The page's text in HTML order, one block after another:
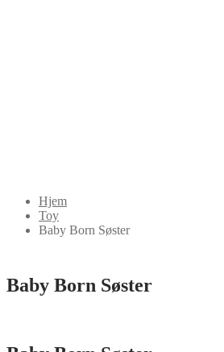
Hjem
Toy
Baby Born Søster
Baby Born Søster